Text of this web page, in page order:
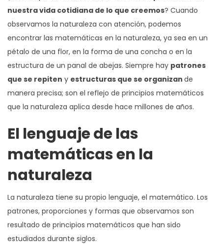
nuestra vida cotidiana de lo que creemos? Cuando
observamos la naturaleza con atención, podemos
encontrar las matemáticas en la naturaleza, ya sea en un
pétalo de una flor, en la forma de una concha o en la
estructura de un panal de abejas. Siempre hay patrones
que se repiten y estructuras que se organizan de
manera precisa; son el reflejo de principios matemáticos
que la naturaleza aplica desde hace millones de años.
El lenguaje de las
matemáticas en la
naturaleza
La naturaleza tiene su propio lenguaje, el matemático. Los
patrones, proporciones y formas que observamos son
resultado de principios matemáticos que han sido
estudiados durante siglos.